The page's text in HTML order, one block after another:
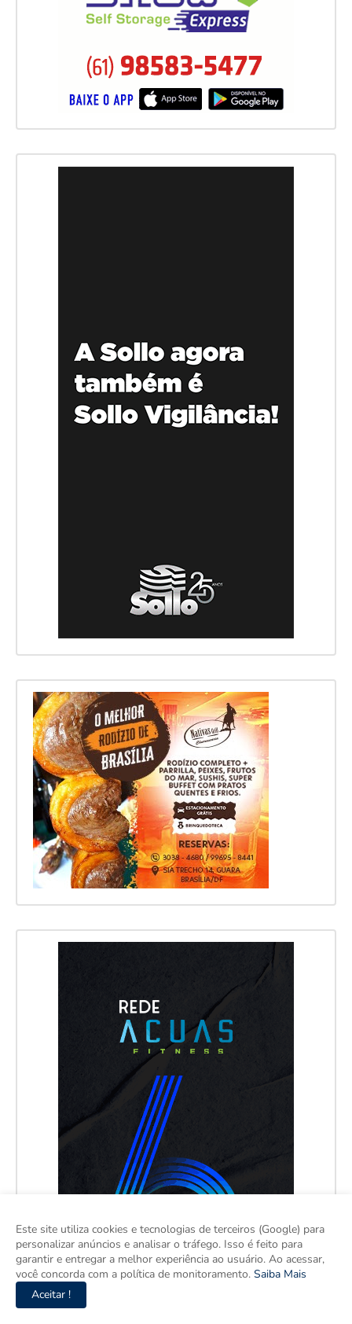
Este site utiliza cookies e tecnologias de terceiros (Google) para
personalizar anúncios e analisar o tráfego. Isso é feito para
garantir e entregar a melhor experiência ao usuário. Ao acessar,
você concorda com a política de monitoramento. Saiba Mais
Aceitar !